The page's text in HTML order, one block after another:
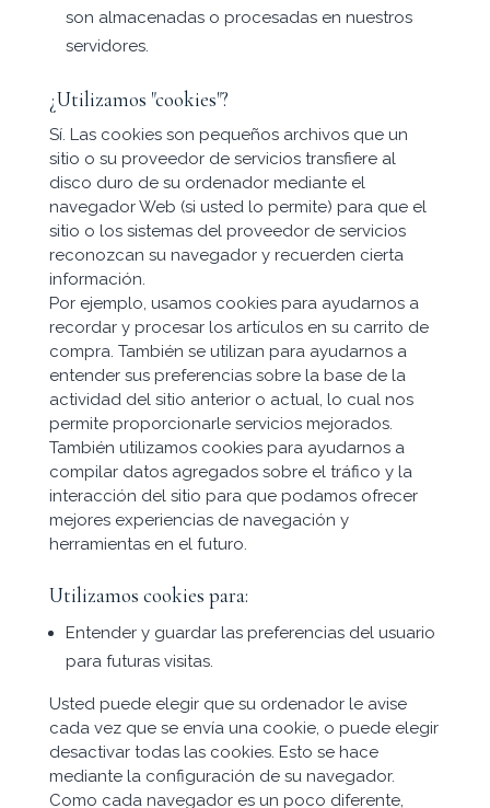
son almacenadas o procesadas en nuestros
servidores.
¿Utilizamos "cookies"?
Sí. Las cookies son pequeños archivos que un
sitio o su proveedor de servicios transfiere al
disco duro de su ordenador mediante el
navegador Web (si usted lo permite) para que el
sitio o los sistemas del proveedor de servicios
reconozcan su navegador y recuerden cierta
información.
Por ejemplo, usamos cookies para ayudarnos a
recordar y procesar los artículos en su carrito de
compra. También se utilizan para ayudarnos a
entender sus preferencias sobre la base de la
actividad del sitio anterior o actual, lo cual nos
permite proporcionarle servicios mejorados.
También utilizamos cookies para ayudarnos a
compilar datos agregados sobre el tráfico y la
interacción del sitio para que podamos ofrecer
mejores experiencias de navegación y
herramientas en el futuro.
Utilizamos cookies para:
Entender y guardar las preferencias del usuario
para futuras visitas.
Usted puede elegir que su ordenador le avise
cada vez que se envía una cookie, o puede elegir
desactivar todas las cookies. Esto se hace
mediante la configuración de su navegador.
Como cada navegador es un poco diferente,